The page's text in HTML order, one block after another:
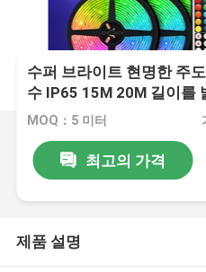
수퍼 브라이트 현명한 주
수 IP65 15M 20M 길이를
MOQ：5 미터
최고의 가격
제품 설명